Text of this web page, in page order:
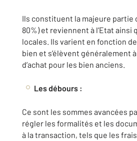
Ils constituent la majeure partie
80%) et reviennent à l’Etat ainsi
locales. Ils varient en fonction
bien et s’élèvent généralement
d’achat pour les bien anciens.
Les débours :
Ce sont les sommes avancées
régler les formalités et les
à la transaction, tels que les